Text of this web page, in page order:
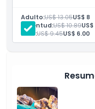
Horario de Apertura
Cómo Llegar
la tecnología por igual
Adulto:US$ 13.05US$ 8
Juventud:US$ 10.89US$
Niño:US$ 9.45US$ 6.00